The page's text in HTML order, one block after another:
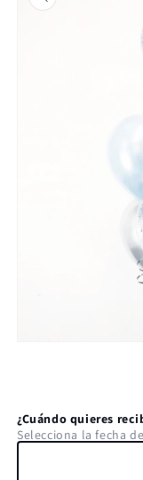
una
ventana
modal
¿Cuándo quieres
Selecciona la fecha